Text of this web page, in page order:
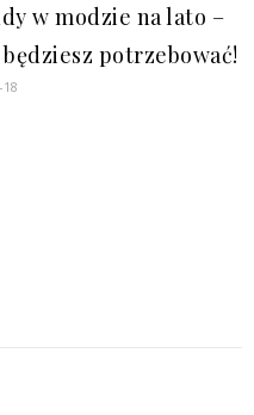
w modzie na lato –
potrzebować!